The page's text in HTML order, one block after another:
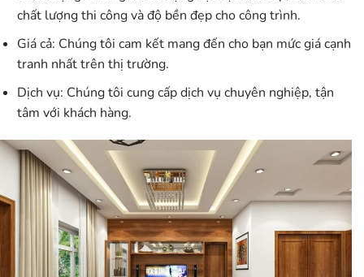
chất lượng thi công và độ bền đẹp cho công trình.
Giá cả: Chúng tôi cam kết mang đến cho bạn mức giá cạnh
tranh nhất trên thị trường.
Dịch vụ: Chúng tôi cung cấp dịch vụ chuyên nghiệp, tận
tâm với khách hàng.